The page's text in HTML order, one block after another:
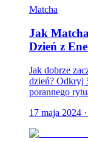
Matcha
Jak
Dzień z
Jak dobrze
dzień? Odkryj
porannego
17 maja 2024 ·